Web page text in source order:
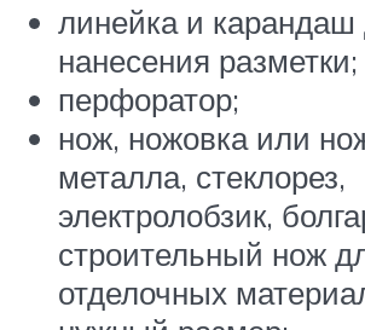
линейка и карандаш
нанесения разметки;
перфоратор;
нож, ножовка или
металла, стеклорез,
электролобзик,
строительный нож
отделочных